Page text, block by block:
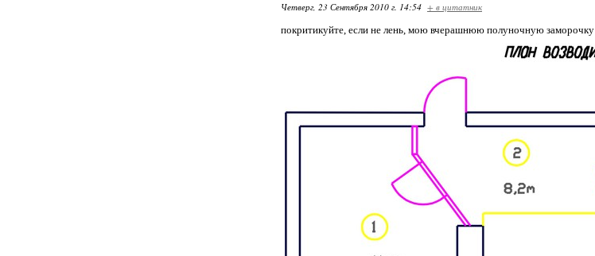
Четверг, 23 Сентября 2010 г. 14:54 + в цитатник
покритикуйте, если не лень, мою вчерашнюю полуночную заморочку